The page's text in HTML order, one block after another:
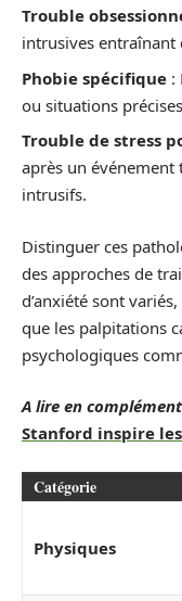
Trouble
intrusives
Phobie spécifique :
ou situations
Trouble de stress
après un événement
intrusifs.
Distinguer ces
des approches de
d’anxiété sont
que les palpitations
psychologiques
A lire en
Stanford inspire
Catégorie
Physiques